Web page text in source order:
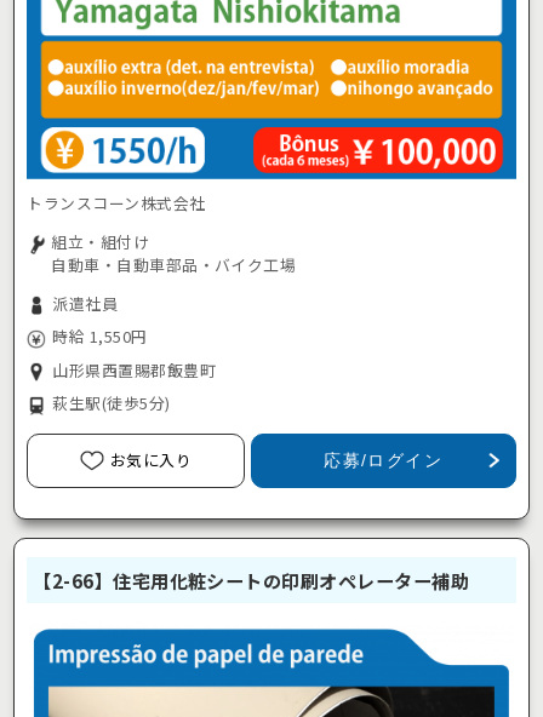
トランスコーン株式会社
組立・組付け
自動車・自動車部品・バイク工場
派遣社員
時給 1,550円
山形県西置賜郡飯豊町
萩生駅(徒歩5分)
お気に入り 応募/ログイン
【2-66】住宅用化粧シートの印刷オペレーター補助